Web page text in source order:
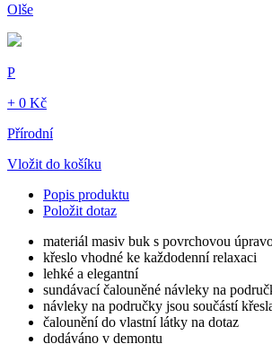
Olše
P
+ 0 Kč
Přírodní
Vložit do košíku
Popis produktu
Položit dotaz
materiál masiv buk s povrchovou
křeslo vhodné ke každodenní relaxaci
lehké a elegantní
sundávací čalouněné návleky na
návleky na područky jsou součástí
čalounění do vlastní látky na dotaz
dodáváno v demontu